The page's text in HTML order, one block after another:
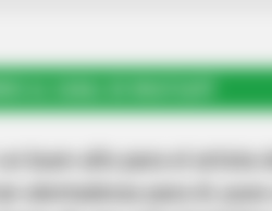
buen año para el artista
alentadoras para él, pues